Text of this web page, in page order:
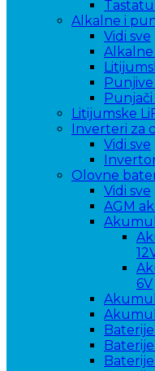
Alkalne i
Vidi sve
Litijumske
Inverteri za
Vidi sve
Olovne
Vidi sve
AGM
6V